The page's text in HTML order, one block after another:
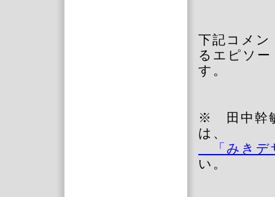
下記コメン
るエピソ
す。
※ 田中幹
は、
「みき
い。